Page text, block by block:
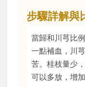
步驟詳解與
當歸和川芎比
一點補血，川
苦。桂枝量少
可以多放，增